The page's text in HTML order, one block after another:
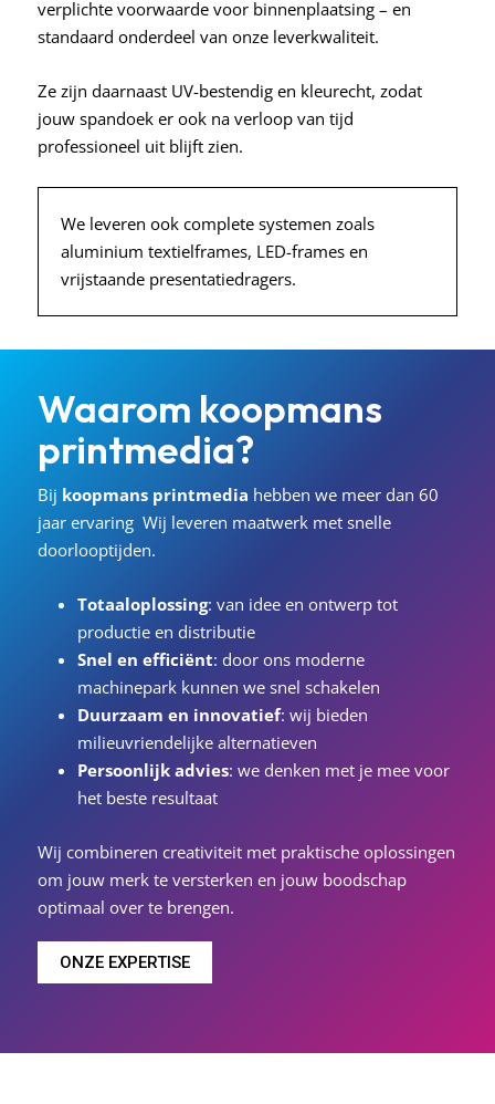
verplichte voorwaarde voor binnenplaatsing – en
standaard onderdeel van onze leverkwaliteit.
Ze zijn daarnaast UV-bestendig en kleurecht, zodat
jouw spandoek er ook na verloop van tijd
professioneel uit blijft zien.
We leveren ook complete systemen zoals
aluminium textielframes, LED-frames en
vrijstaande presentatiedragers.
Waarom koopmans
printmedia?
Bij koopmans printmedia hebben we meer dan 60
jaar ervaring Wij leveren maatwerk met snelle
doorlooptijden.
Totaaloplossing: van idee en ontwerp tot
productie en distributie
Snel en efficiënt: door ons moderne
machinepark kunnen we snel schakelen
Duurzaam en innovatief: wij bieden
milieuvriendelijke alternatieven
Persoonlijk advies: we denken met je mee voor
het beste resultaat
Wij combineren creativiteit met praktische oplossingen
om jouw merk te versterken en jouw boodschap
optimaal over te brengen.
ONZE EXPERTISE